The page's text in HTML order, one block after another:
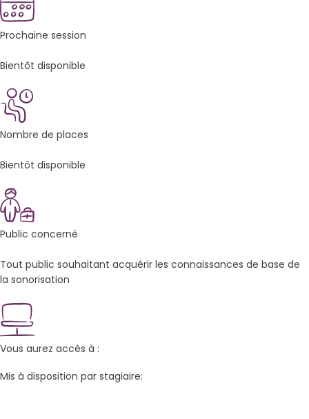
Prochaine session
Bientôt disponible
Nombre de places
Bientôt disponible
Public concerné
Tout public souhaitant acquérir les connaissances de base de
la sonorisation
Vous aurez accès à :
Mis à disposition par stagiaire: